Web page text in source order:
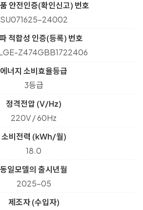
안전인증(확인신고) 번호
SU071625-24002
적합성 인증(등록) 번호
Z474GBB1722406
에너지 소비효율등급
3등급
정격전압 (V/Hz)
220V / 60Hz
소비전력 (kWh/월)
18.0
동일모델의 출시년월
2025-05
제조자 (수입자)